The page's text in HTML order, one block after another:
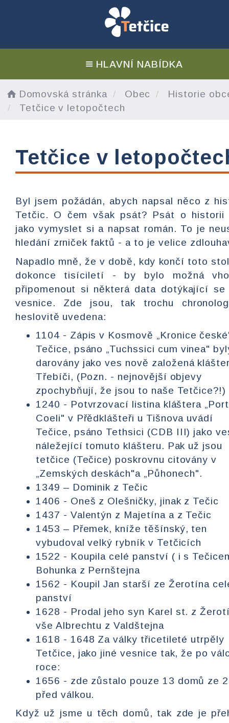
HLAVNÍ NABÍDKA
Domovská stránka Obec
Historie
Tetčice v letopočtech
Tetčice v
Byl jsem požádán, abych napsal něco z
Tetčic. O čem však psát? Psát o historii
jako vymyslet si a napsat román. To je
hledání zrniček faktů - a to je velice
Napadlo mně, že v době, kdy končí toto
dokonce tisíciletí - by bylo možná
připomenout si některá data dotýkající se
vesnice. Zde jsou, tak trochu
heslovitě uvedena:
1104 - Zápis v Kosmově „Kronice
Tečice, psáno „Tuchssici cum vinea"
darovány jako ves nově založená
Třebíči, (Pozn. - nejnovější objevy
zpochybňují, že jsou to naše Tetčice?!)
1240 - Potvrzovací listina kláštera
Coeli" v Přědklášteři u Tišnova uvádí
Tečice, psáno Tethsici (CDB III) jako
náležející tomuto klášteru. Pak už jsou
tetčice (Tečice) poskrovnu citovány v
„Zemských deskách"a „Půhonech".
1349 – Dominik z Tečic
1406 - Oneš z Olešničky, jinak z Tečic
1437 - Valentýn z Majetína a z Tečic
1453 – Přemek, kníže těšínský, ten
vybudoval velký rybník v Tetčicích
1522 - Koupila celé panství ( i s
Bohunka z Pernštejna
1562 - Koupil Jan starší ze Žerotína
panství
1628 - Prodal jeho syn Karel st. z
vše Albrechtu z Valdštejna
1618 - 1648 Za války třicetileté utrpěly
Tetčice, jako jiné vesnice tak, že po
roce:
1656 - zde zůstalo pouze 13 domů ze
před válkou.
Když už jsme u těch domů, tak zde je